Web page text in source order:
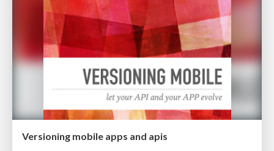
Versioning mobile apps and apis